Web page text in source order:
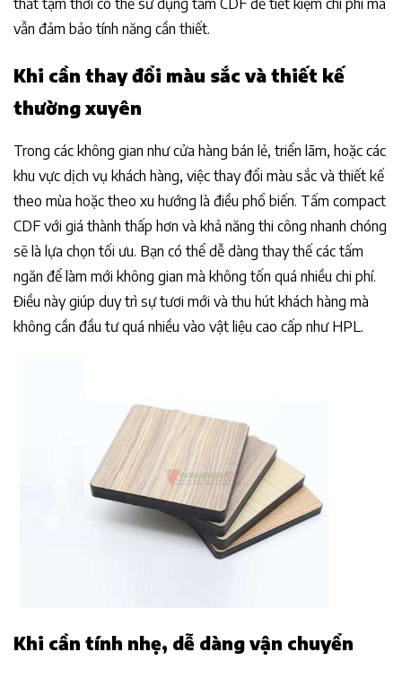
vẫn đảm bảo tính năng cần thiết.
Khi cần thay đổi màu sắc và thiết kế
thường xuyên
Trong các không gian như cửa hàng bán lẻ, triển lãm, hoặc các
khu vực dịch vụ khách hàng, việc thay đổi màu sắc và thiết kế
theo mùa hoặc theo xu hướng là điều phổ biến. Tấm compact
CDF với giá thành thấp hơn và khả năng thi công nhanh chóng
sẽ là lựa chọn tối ưu. Bạn có thể dễ dàng thay thế các tấm
ngăn để làm mới không gian mà không tốn quá nhiều chi phí.
Điều này giúp duy trì sự tươi mới và thu hút khách hàng mà
không cần đầu tư quá nhiều vào vật liệu cao cấp như HPL.
Khi cần tính nhẹ, dễ dàng vận chuyển